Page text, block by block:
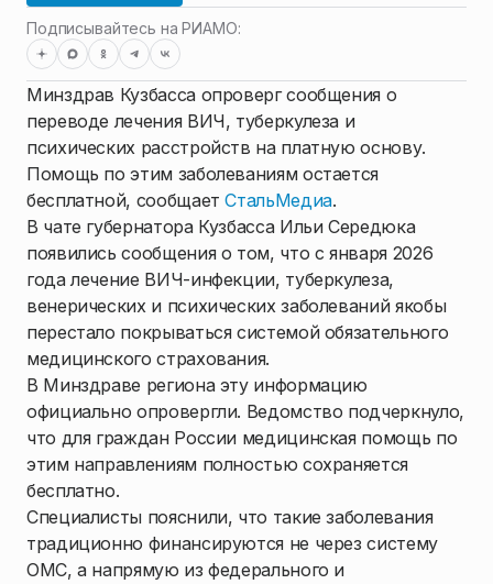
Подписывайтесь на РИАМО:
Минздрав Кузбасса опроверг сообщения о
переводе лечения ВИЧ, туберкулеза и
психических расстройств на платную основу.
Помощь по этим заболеваниям остается
бесплатной, сообщаетСтальМедиа.
В чате губернатора Кузбасса Ильи Середюка
появились сообщения о том, что с января 2026
года лечение ВИЧ-инфекции, туберкулеза,
венерических и психических заболеваний якобы
перестало покрываться системой обязательного
медицинского страхования.
В Минздраве региона эту информацию
официально опровергли. Ведомство подчеркнуло,
что для граждан России медицинская помощь по
этим направлениям полностью сохраняется
бесплатно.
Специалисты пояснили, что такие заболевания
традиционно финансируются не через систему
ОМС, а напрямую из федерального и